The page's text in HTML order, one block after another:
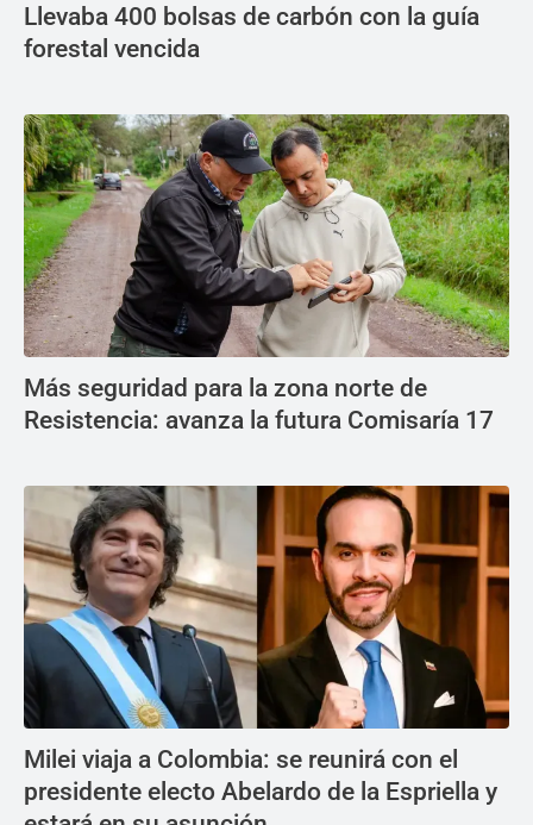
Llevaba 400 bolsas de carbón con la guía
forestal vencida
Más seguridad para la zona norte de
Resistencia: avanza la futura Comisaría 17
Milei viaja a Colombia: se reunirá con el
presidente electo Abelardo de la Espriella y